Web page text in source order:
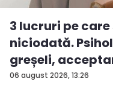
06 august 2026, 13:26
3 lucruri pe
niciodată.
greșeli,